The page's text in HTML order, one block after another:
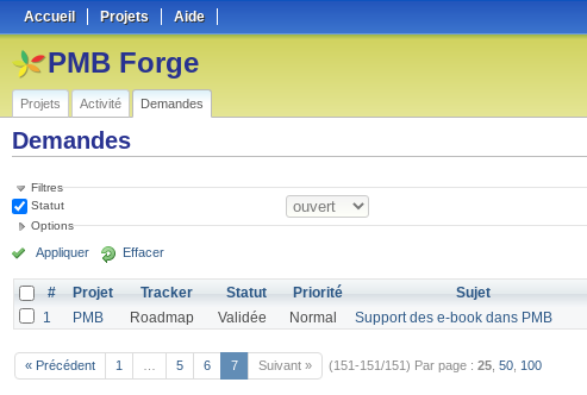
Accueil Projets Aide
PMB Forge
Projets Activité Demandes
Demandes
Filtres
Statut
Options
Appliquer Effacer
# Projet Tracker Statut Priorité Sujet
1
PMB Roadmap Validée Normal Support des e-book dans PMB
« Précédent 1 5 6 7 Suivant » (151-151/151) Par page : 25 50 100